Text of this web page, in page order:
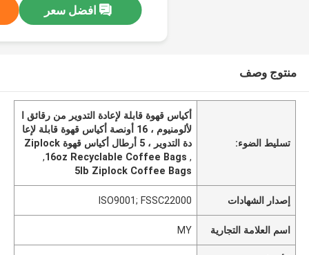
افضل سعر
منتوج وصف
تسليط الضوء:
أكياس قهوة قابلة لإعادة التدوير من رقائق ا
لألومنيوم ، 16 أونصة أكياس قهوة قابلة لإعا
دة التدوير ، 5 أرطال أكياس قهوة Ziplock
,
16oz Recyclable Coffee Bags
,
5lb Ziplock Coffee Bags
إصدار الشهادات ISO9001; FSSC22000
اسم العلامة التجارية MY